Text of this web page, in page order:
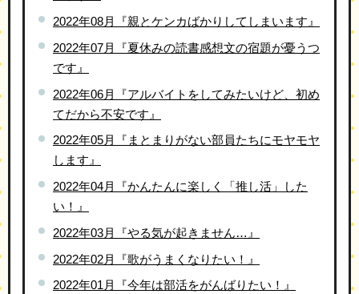
2022年08月『親とケンカばかりしてしまいます』
2022年07月『夏休みの読書感想文の宿題が憂うつ
です』
2022年06月『アルバイトをしてみたいけど、初め
てだから不安です』
2022年05月『まとまりがない部員たちにモヤモヤ
します』
2022年04月『かんたんに楽しく「推し活」した
い！』
2022年03月『やる気が起きません…』
2022年02月『歌がうまくなりたい！』
2022年01月『今年は部活をがんばりたい！』